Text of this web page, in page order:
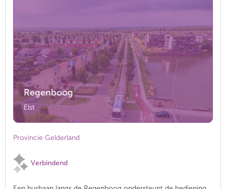
Regenboog
Elst
Provincie Gelderland
Verbindend